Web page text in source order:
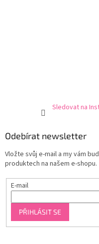
Sledovat na
Odebírat newsletter
Vložte svůj e-mail a my vám
produktech na našem e-shopu.
E-mail
PŘIHLÁSIT SE